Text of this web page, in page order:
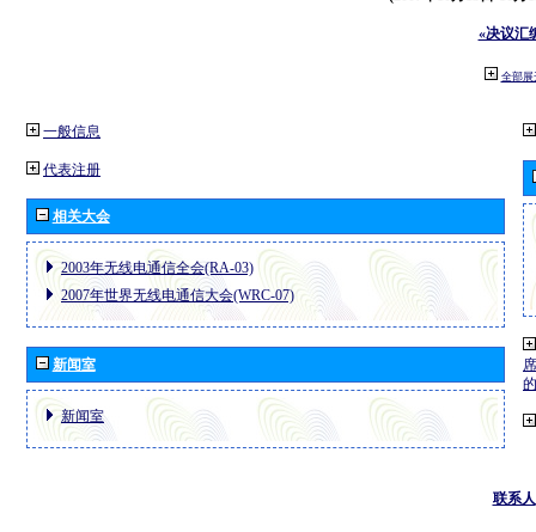
«决议汇
全部展
一般信息
代表注册
相关大会
2003年无线电通信全会(RA-03)
2007年世界无线电通信大会(WRC-07)
新闻室
新闻室
联系人